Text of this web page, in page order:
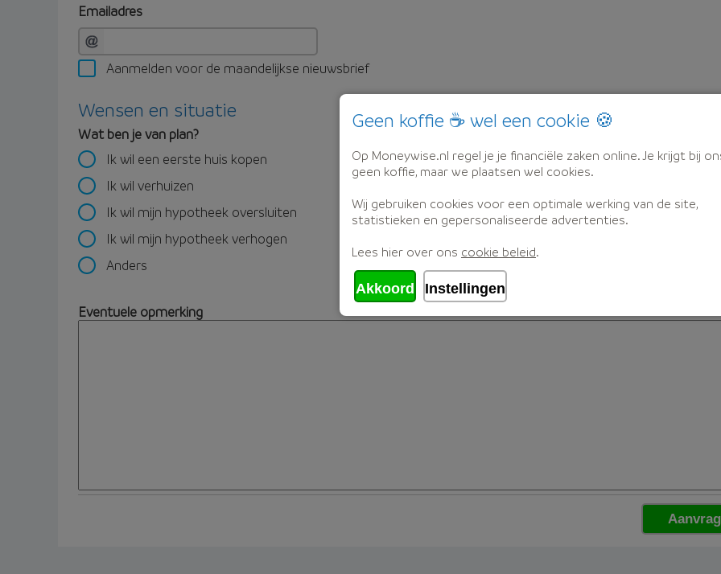
Emailadres
Aanmelden voor de maandelijkse nieuwsbrief
Wensen en situatie
Wat ben je van plan?
Ik wil een eerste huis kopen
Ik wil verhuizen
Ik wil mijn hypotheek oversluiten
Ik wil mijn hypotheek verhogen
Anders
Eventuele opmerking
Geen koffie ☕ wel een cookie 🍪
Op Moneywise.nl regel je je financiële zaken online. Je krijgt bij
geen koffie, maar we plaatsen wel cookies.
Wij gebruiken cookies voor een optimale werking van de site,
statistieken en gepersonaliseerde advertenties.
Lees hier over ons cookie beleid.
Akkoord Instellingen